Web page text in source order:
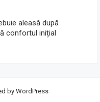
aleasă după
confortul inițial
byWordPress